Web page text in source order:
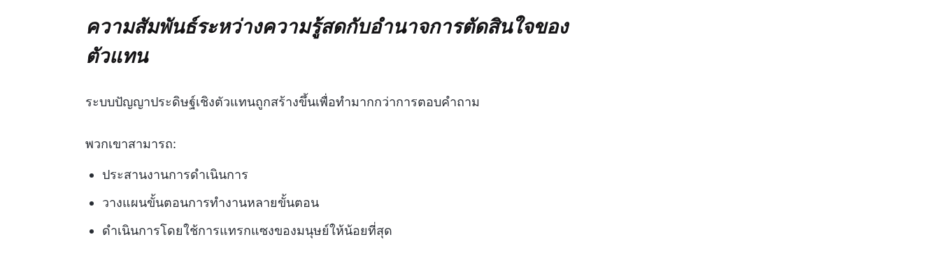
ความสัมพันธ์ระหว่างความรู้สดกับอำนาจการตัดสินใจของ
ตัวแทน
ระบบปัญญาประดิษฐ์เชิงตัวแทนถูกสร้างขึ้นเพื่อทำมากกว่าการตอบคำถาม
พวกเขาสามารถ:
ประสานงานการดำเนินการ
วางแผนขั้นตอนการทำงานหลายขั้นตอน
ดำเนินการโดยใช้การแทรกแซงของมนุษย์ให้น้อยที่สุด